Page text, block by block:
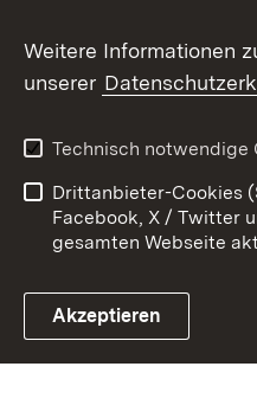
Link zum Landesportal
Datenschutz
Impressum
Weitere Informationen
unserer
Technisch notwendige
Drittanbieter-Cookies
Facebook, X / Twitter
gesamten Webseite
Akzeptieren